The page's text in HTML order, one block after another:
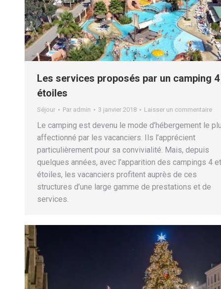
Les services proposés par un camping 4
étoiles
Séjour Par admin 3 janvier 2018 Laisser un commentaire
Le camping est devenu le mode d’hébergement le
affectionné par les vacanciers. Ils l’apprécient
particulièrement pour sa convivialité. Mais, depuis
quelques années, avec l’apparition des campings 4
étoiles, les vacanciers profitent auprès de ces
structures d’une large gamme de prestations et de
services.